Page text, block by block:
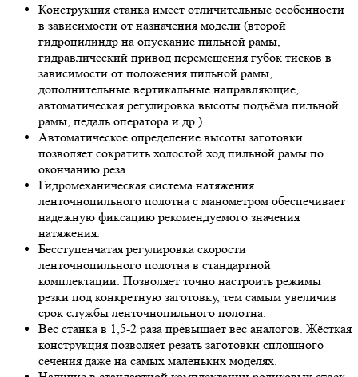
Конструкция станка имеет отличительные особенности
в зависимости от назначения модели (второй
гидроцилиндр на опускание пильной рамы,
гидравлический привод перемещения губок тисков в
зависимости от положения пильной рамы,
дополнительные вертикальные направляющие,
автоматическая регулировка высоты подъёма пильной
рамы, педаль оператора и др.).
Автоматическое определение высоты заготовки
позволяет сократить холостой ход пильной рамы по
окончанию реза.
Гидромеханическая система натяжения
ленточнопильного полотна с манометром обеспечивает
надежную фиксацию рекомендуемого значения
натяжения.
Бесступенчатая регулировка скорости
ленточнопильного полотна в стандартной
комплектации. Позволяет точно настроить режимы
резки под конкретную заготовку, тем самым увеличив
срок службы ленточнопильного полотна.
Вес станка в 1,5-2 раза превышает вес аналогов. Жёсткая
конструкция позволяет резать заготовки сплошного
сечения даже на самых маленьких моделях.